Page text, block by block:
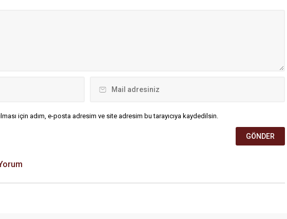
için adım, e-posta adresim ve site adresim bu tarayıcıya kaydedilsin.